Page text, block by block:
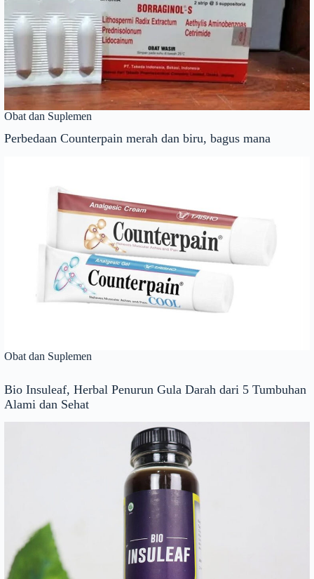
Obat dan Suplemen
Perbedaan Counterpain merah dan biru, bagus mana
Obat dan Suplemen
Bio Insuleaf, Herbal Penurun Gula Darah dari 5 Tumbuhan
Alami dan Sehat